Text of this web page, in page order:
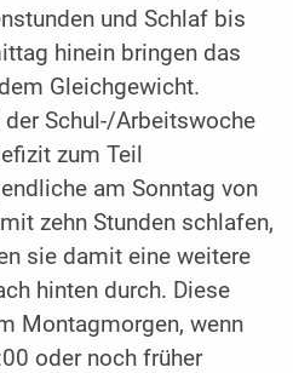
und Schlaf bis
hinein bringen das
Gleichgewicht.
Schul-/Arbeitswoche
zum Teil
am Sonntag von
zehn Stunden schlafen,
sie damit eine weitere
hinten durch. Diese
Montagmorgen, wenn
oder noch früher